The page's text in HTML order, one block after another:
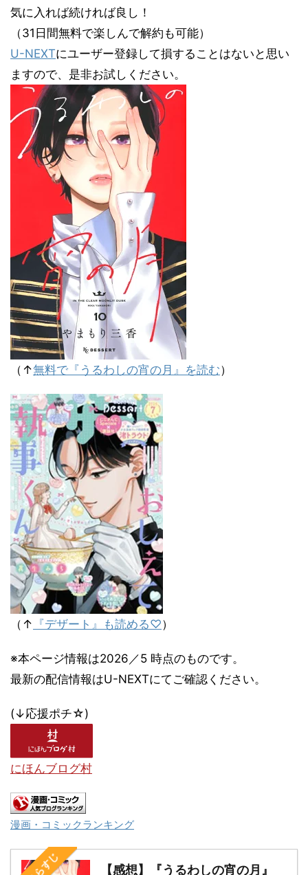
気に入れば続ければ良し！
（31日間無料で楽しんで解約も可能）
U-NEXTにユーザー登録して損することはないと思い
ますので、是非お試しください。
（↑無料で『うるわしの宵の月』を読む）
（↑ 『デザート』も読める♡）
※本ページ情報は2026／5 時点のものです。
最新の配信情報はU-NEXTにてご確認ください。
(↓応援ポチ☆)
にほんブログ村
漫画・コミックランキング
【感想】『うるわしの宵の月』